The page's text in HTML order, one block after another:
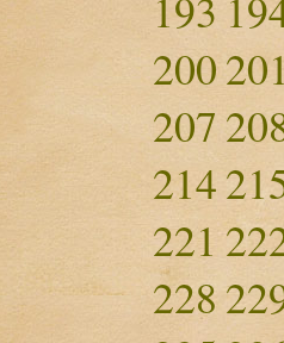
200
207
214
221
228